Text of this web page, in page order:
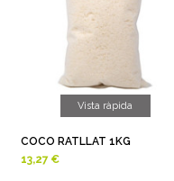
Vista ràpida
COCO RATLLAT 1KG
13,27 €